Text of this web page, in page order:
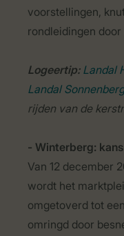
voorstellingen,
rondleidingen door
Logeertip: Landal
Landal Sonnenberg
rijden van de
- Winterberg:
Van 12 december
wordt het
omgetoverd tot
omringd door